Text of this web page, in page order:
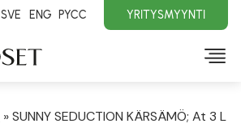
SVE ENG PYCC YRITYSMYYNTI
»SUNNY SEDUCTION KÄRSÄMÖ; At 3 L